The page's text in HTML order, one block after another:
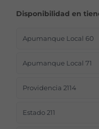
Disponibilidad en
Apumanque Local 60
Apumanque Local 71
Providencia 2114
Estado 211